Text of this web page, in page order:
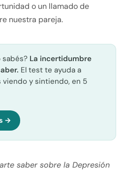
o un llamado de
nuestra pareja.
sabés? La incertidumbre
El test te ayuda a
y sintiendo, en 5
→
saber sobre la Depresión